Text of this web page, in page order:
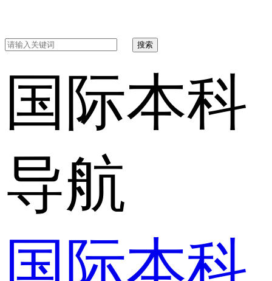
搜索
国际本科
导航
国际本科